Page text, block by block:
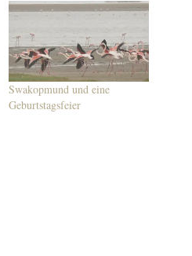
Swakopmund und eine
Geburtstagsfeier